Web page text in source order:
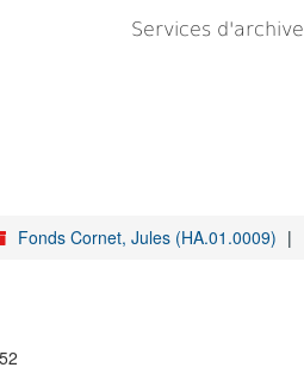
Services
Fonds Cornet, Jules (HA.01.0009)